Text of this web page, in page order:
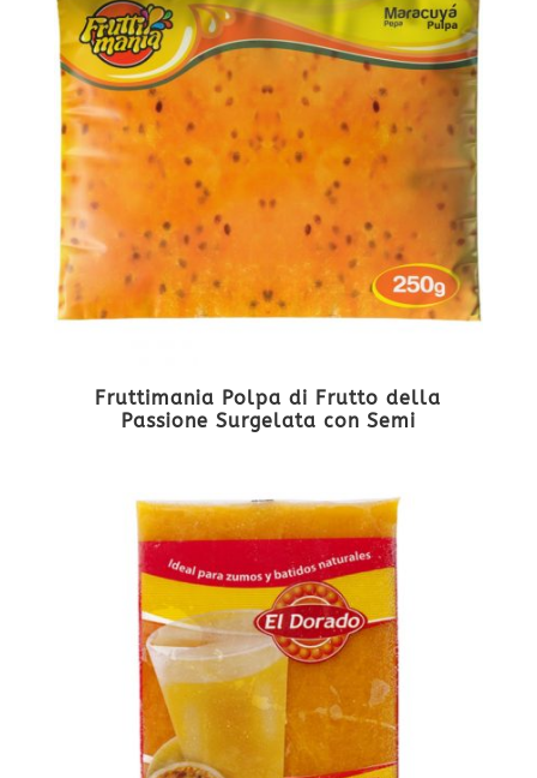
Fruttimania Polpa di Frutto della
Passione Surgelata con Semi